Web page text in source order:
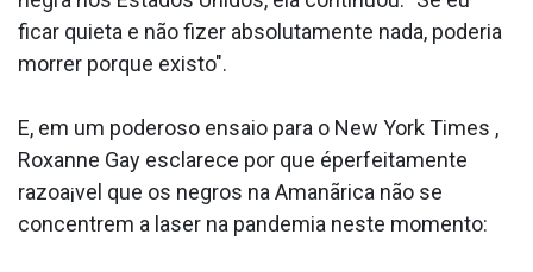
ficar quieta e não fizer absolutamente nada, poderia
morrer porque existo".
E, em um poderoso ensaio para o New York Times ,
Roxanne Gay esclarece por que éperfeitamente
razoa¡vel que os negros na Amanãrica não se
concentrem a laser na pandemia neste momento: